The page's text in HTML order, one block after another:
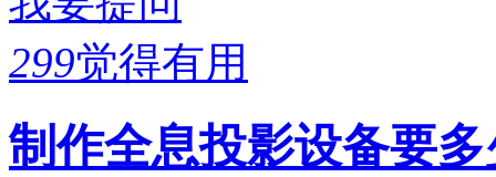
299觉得有用
制作全息投影设备要